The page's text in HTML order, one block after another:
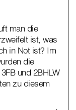
man die
ist, was
in Not ist? Im
die
und 2BHLW
zu diesem